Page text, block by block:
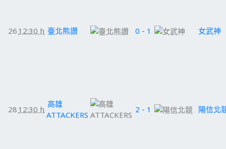
26 12:30 h 臺北熊讚 0 - 1 女武神
28 12:30 h
高雄
ATTACKERS
2 - 1 陽信北